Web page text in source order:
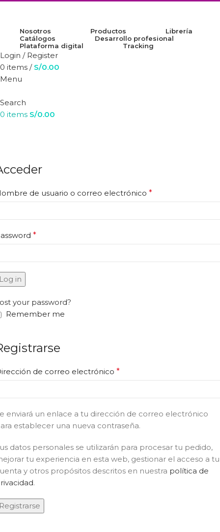
Nosotros Productos
Librería
Catálogos
Desarrollo profesional
Plataforma digital
Tracking
Login / Register
0 items / S/0.00
Menu
Search
0 items S/0.00
de usuario o correo electrónico *
*
in
your password?
Remember me
de correo electrónico *
enviará un enlace a tu dirección de correo electrónico
establecer una nueva contraseña.
datos personales se utilizarán para procesar tu pedido,
tu experiencia en esta web, gestionar el acceso a tu
y otros propósitos descritos en nuestra política de
.